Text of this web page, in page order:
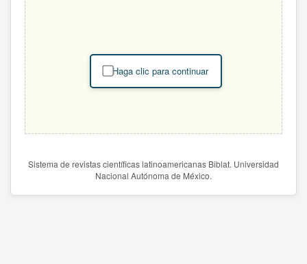
Haga clic para continuar
Sistema de revistas científicas latinoamericanas Biblat. Universidad
Nacional Autónoma de México.